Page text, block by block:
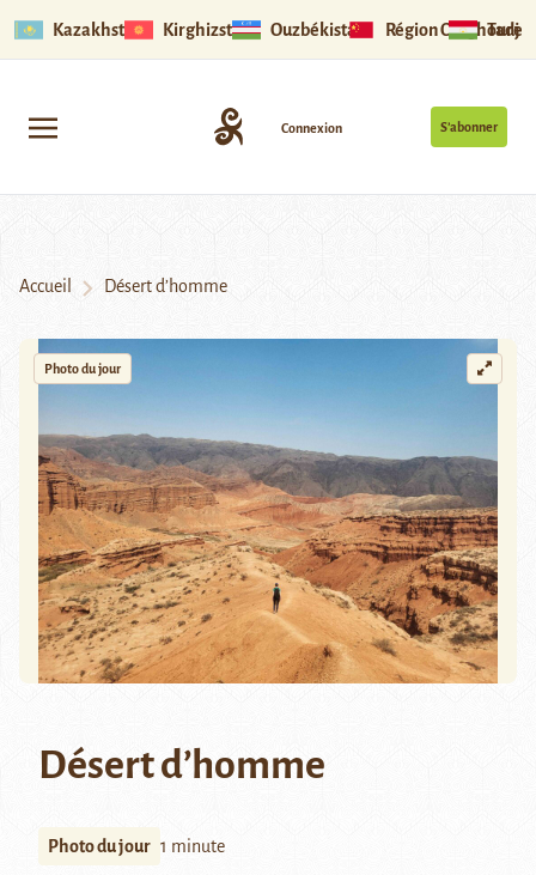
Kazakhstan Kirghizstan Ouzbékistan Région Ouïghoure
S’abonner
Connexion
Accueil Désert d’homme
Photo du jour
Désert d’homme
Photo du jour 1 minute